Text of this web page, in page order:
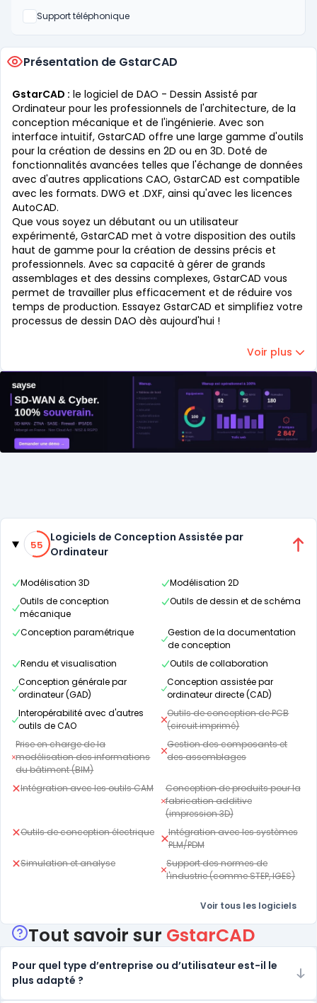
Support téléphonique
Non
Présentation de GstarCAD
GstarCAD : le logiciel de DAO - Dessin Assisté par
Ordinateur pour les professionnels de l'architecture, de la
conception mécanique et de l'ingénierie. Avec son
interface intuitif, GstarCAD offre une large gamme d'outils
pour la création de dessins en 2D ou en 3D. Doté de
fonctionnalités avancées telles que l'échange de données
avec d'autres applications CAO, GstarCAD est compatible
avec les formats. DWG et .DXF, ainsi qu'avec les licences
AutoCAD.
Que vous soyez un débutant ou un utilisateur
expérimenté, GstarCAD met à votre disposition des outils
haut de gamme pour la création de dessins précis et
professionnels. Avec sa capacité à gérer de grands
assemblages et des dessins complexes, GstarCAD vous
permet de travailler plus efficacement et de réduire vos
temps de production. Essayez GstarCAD et simplifiez votre
processus de dessin DAO dès aujourd'hui !
Voir plus
Catégories
55% de compatibilité
55
Logiciels de Conception Assistée par
Ordinateur
Modélisation 3D
Modélisation 2D
Outils de conception
mécanique
Outils de dessin et de schéma
Conception paramétrique
Gestion de la documentation
de conception
Rendu et visualisation
Outils de collaboration
Conception générale par
ordinateur (GAD)
Conception assistée par
ordinateur directe (CAD)
Interopérabilité avec d'autres
outils de CAO
Outils de conception de PCB
(circuit imprimé)
Prise en charge de la
modélisation des informations
du bâtiment (BIM)
Gestion des composants et
des assemblages
Intégration avec les outils CAM
Conception de produits pour la
fabrication additive
(impression 3D)
Outils de conception électrique
Intégration avec les systèmes
PLM/PDM
Simulation et analyse
Support des normes de
l'industrie (comme STEP, IGES)
Voir tous les logiciels
Tout savoir sur GstarCAD
Pour quel type d’entreprise ou d’utilisateur est-il le
plus adapté ?